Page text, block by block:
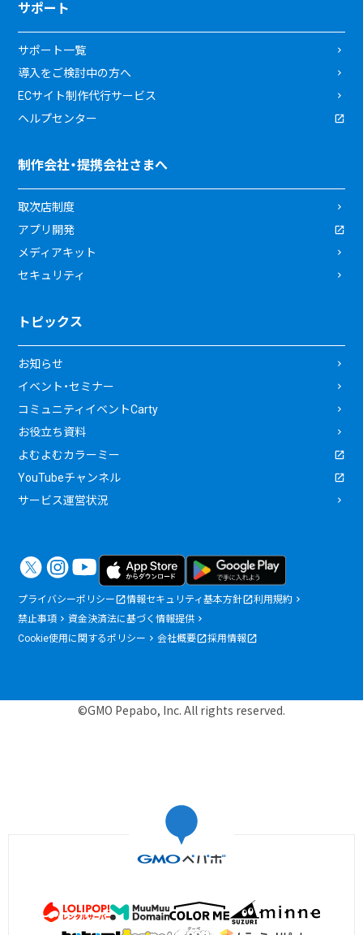
サポート
サポート一覧
導入をご検討中の方へ
ECサイト制作代行サービス
ヘルプセンター
制作会社・提携会社さまへ
取次店制度
アプリ開発
メディアキット
セキュリティ
トピックス
お知らせ
イベント・セミナー
コミュニティイベントCarty
お役立ち資料
よむよむカラーミー
YouTubeチャンネル
サービス運営状況
プライバシーポリシー 情報セキュリティ基本方針
利用規約
禁止事項
資金決済法に基づく情報提供
Cookie使用に関するポリシー
会社概要 採用情報
©GMO Pepabo, Inc. All rights reserved.